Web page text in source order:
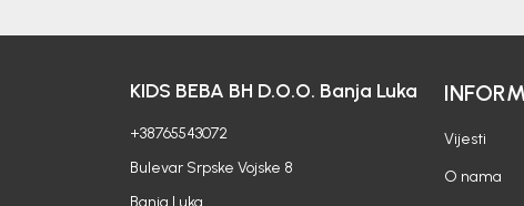
KIDS BEBA BH D.O.O. Banja Luka
+38765543072
Bulevar Srpske Vojske 8
Banja Luka
Vijesti
O nama